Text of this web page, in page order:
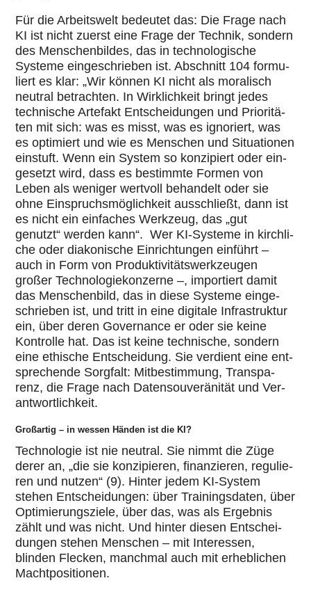
Für die Arbeits­welt bedeutet das: Die Frage nach
KI ist nicht zuerst eine Frage der Technik, sondern
des Men­schen­bil­des, das in tech­no­lo­gi­sche
Systeme ein­ge­schrie­ben ist. Abschnitt 104 for­mu­
liert es klar: „Wir können KI nicht als mora­lisch
neutral betrach­ten. In Wirk­lich­keit bringt jedes
tech­ni­sche Artefakt Ent­schei­dun­gen und Prio­ri­tä­
ten mit sich: was es misst, was es igno­riert, was
es opti­miert und wie es Menschen und Situa­tio­nen
einstuft. Wenn ein System so kon­zi­piert oder ein­
ge­setzt wird, dass es bestimmte Formen von
Leben als weniger wertvoll behan­delt oder sie
ohne Ein­spruchs­mög­lich­keit aus­schließt, dann ist
es nicht ein ein­fa­ches Werkzeug, das „gut
genutzt“ werden kann“. Wer KI-Systeme in kirch­li­
che oder dia­ko­ni­sche Ein­rich­tun­gen einführt –
auch in Form von Pro­duk­ti­vi­täts­werk­zeu­gen
großer Tech­no­lo­gie­kon­zerne –, impor­tiert damit
das Men­schen­bild, das in diese Systeme ein­ge­
schrie­ben ist, und tritt in eine digitale Infra­struk­tur
ein, über deren Gover­nance er oder sie keine
Kon­trolle hat. Das ist keine tech­ni­sche, sondern
eine ethische Ent­schei­dung. Sie verdient eine ent­
spre­chende Sorgfalt: Mit­be­stim­mung, Trans­pa­
renz, die Frage nach Daten­sou­ve­rä­ni­tät und Ver­
ant­wort­lich­keit.
Großartig – in wessen Händen ist die KI?
Tech­no­lo­gie ist nie neutral. Sie nimmt die Züge
derer an, „die sie kon­zi­pie­ren, finan­zie­ren, regu­lie­
ren und nutzen“ (9). Hinter jedem KI-System
stehen Ent­schei­dun­gen: über Trai­nings­da­ten, über
Opti­mie­rungs­ziele, über das, was als Ergebnis
zählt und was nicht. Und hinter diesen Ent­schei­
dun­gen stehen Menschen – mit Inter­es­sen,
blinden Flecken, manchmal auch mit erheb­li­chen
Macht­po­si­tio­nen.